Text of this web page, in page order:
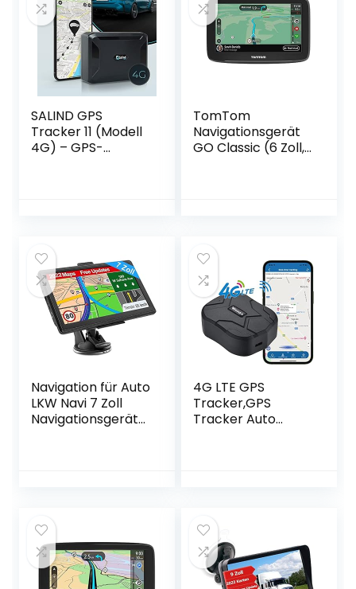
SALIND GPS
Tracker 11 (Modell
4G) – GPS-
90 Tage im
Standby Modus)
TomTom
Navigationsgerät
GO Classic (6 Zoll,
Navigation für Auto
LKW Navi 7 Zoll
Navigationsgerät
Sprachführung
Fahrspur 52
Europa UK Karte
4G LTE GPS
Tracker,GPS
Tracker Auto
für Fahrzeug Auto
Boot LKW Echtzeit
Tracking Gerät
GPS Ortung